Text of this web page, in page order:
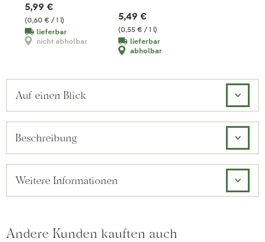
(0,60 € / 1 l)
5,99 €
lieferbar
nicht abholbar
(0,55 € / 1 l)
5,49 €
lieferbar
abholbar
Auf einen Blick
Beschreibung
Weitere Informationen
Andere Kunden kauften auch